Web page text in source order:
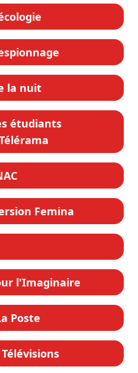
la nuit
étudiants
Femina
l'Imaginaire
Poste